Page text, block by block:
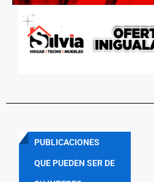
PUBLICACIONES
QUE PUEDEN SER DE